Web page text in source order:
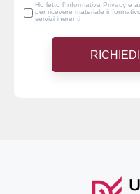
Ho letto l'Informativa Privacy e
per ricevere materiale
servizi inerenti